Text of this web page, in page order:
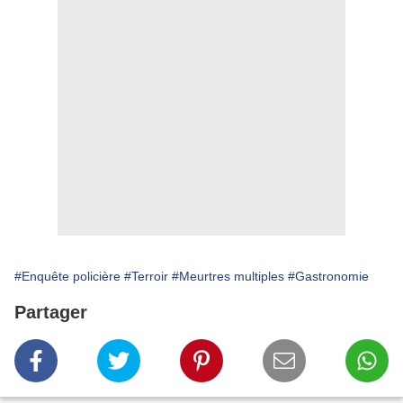
#Enquête policière #Terroir #Meurtres multiples #Gastronomie
Partager